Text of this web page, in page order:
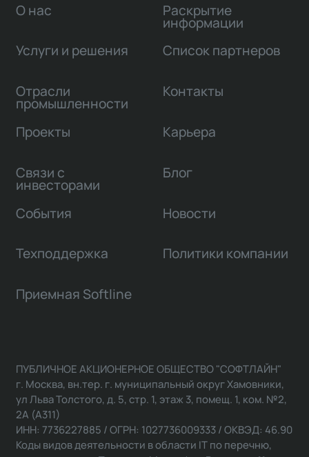
О нас
Услуги и решения
Отрасли
промышленности
Проекты
Связи с
инвесторами
Раскрытие
информации
Список партнеров
Контакты
Карьера
Блог
События Новости
Техподдержка Политики компании
Приемная Softline
ПУБЛИЧНОЕ АКЦИОНЕРНОЕ ОБЩЕСТВО "СОФТЛАЙН"
г. Москва, вн.тер. г. муниципальный округ Хамовники,
ул Льва Толстого, д. 5, стр. 1, этаж 3, помещ. 1, ком. №2,
2А (А311)
ИНН: 7736227885 / ОГРН: 1027736009333 / ОКВЭД: 46.90
Коды видов деятельности в области IT по перечню,